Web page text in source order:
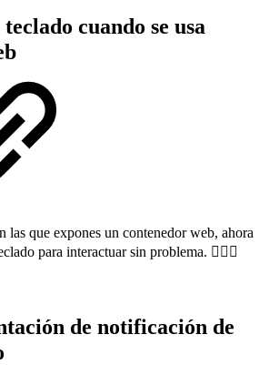
cuando se usa
las que expones un contenedor web, ahora
para interactuar sin problema. 🤸🏻‍♀️
de notificación de